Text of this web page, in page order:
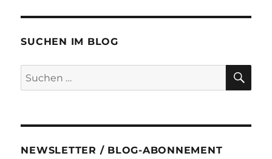
dem
Canyon
SUCHEN IM BLOG
Suchen
nach:
NEWSLETTER / BLOG-ABONNEMENT